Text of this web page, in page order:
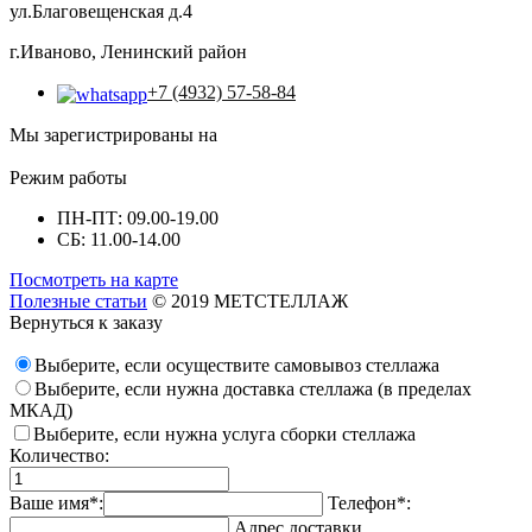
ул.Благовещенская д.4
г.Иваново, Ленинский район
+7 (4932) 57-58-84
Мы зарегистрированы на
Режим работы
ПН-ПТ: 09.00-19.00
СБ: 11.00-14.00
Посмотреть на карте
Полезные статьи © 2019 МЕТСТЕЛЛАЖ
Вернуться к заказу
Выберите, если осуществите самовывоз стеллажа
Выберите, если нужна доставка стеллажа (в пределах
МКАД)
Выберите, если нужна услуга сборки стеллажа
Количество:
Ваше имя*:
Телефон*:
Адрес доставки